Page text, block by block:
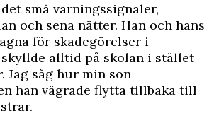
små varningssignaler,
och sena nätter. Han och hans
för skadegörelser i
alltid på skolan i stället
Jag såg hur min son
han vägrade flytta tillbaka till